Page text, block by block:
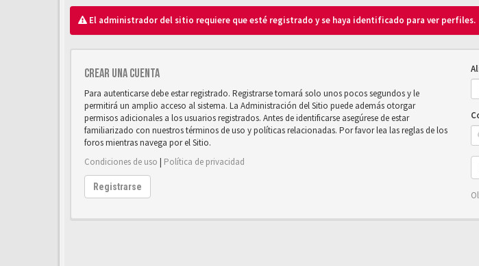
El administrador del sitio requiere que esté registrado y se haya identificado para ver perfiles.
Crear una cuenta
Para autenticarse debe estar registrado. Registrarse tomará solo unos pocos segundos y le
permitirá un amplio acceso al sistema. La Administración del Sitio puede además otorgar
permisos adicionales a los usuarios registrados. Antes de identificarse asegúrese de estar
familiarizado con nuestros términos de uso y políticas relacionadas. Por favor lea las reglas de los
foros mientras navega por el Sitio.
Condiciones de uso | Política de privacidad
Registrarse